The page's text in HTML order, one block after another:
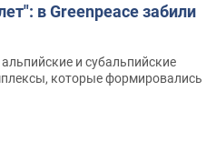
в Greenpeace забили
и субальпийские
которые формировались